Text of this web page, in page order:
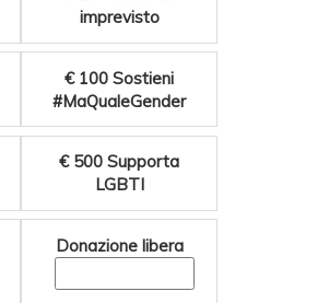
imprevisto
€ 100 Sostieni
#MaQualeGender
€ 500 Supporta
LGBTI
Donazione libera